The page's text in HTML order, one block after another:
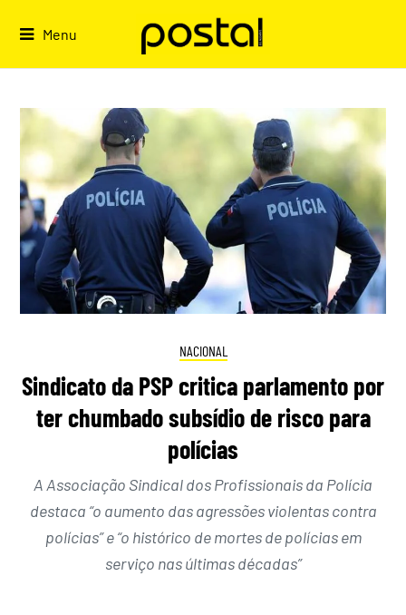
Menu
NACIONAL
Sindicato da PSP critica parlamento por
ter chumbado subsídio de risco para
polícias
A Associação Sindical dos Profissionais da Polícia
destaca “o aumento das agressões violentas contra
polícias” e “o histórico de mortes de polícias em
serviço nas últimas décadas”